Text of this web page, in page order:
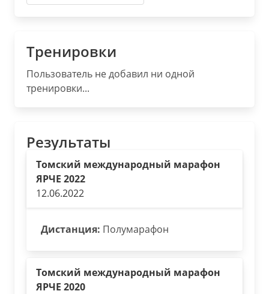
Тренировки
Пользователь не добавил ни одной
тренировки...
Результаты
Томский международный марафон
ЯРЧЕ 2022
12.06.2022
Дистанция: Полумарафон
Томский международный марафон
ЯРЧЕ 2020